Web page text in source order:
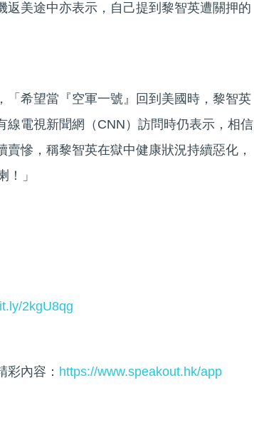
美途中亦表示，自己提到黎智英遭關押的
希望當『空軍一號』回到美國時，黎智英
電視新聞網（CNN）訪問時仍表示，相信
慘，稱黎智英在獄中健康狀況持續惡化，
！」
2kgU8qg
內容： https://www.speakout.hk/app